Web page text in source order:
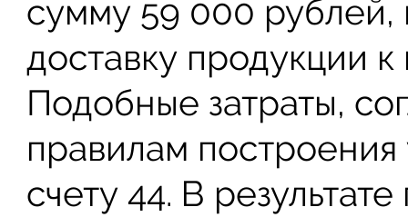
сумму 59 000 рублей,
доставку продукции
Подобные затраты,
правилам
счету 44. В